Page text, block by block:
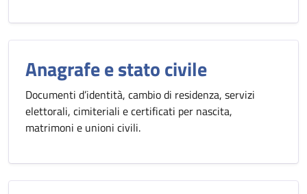
Anagrafe e stato civile
Documenti d’identità, cambio di residenza, servizi
elettorali, cimiteriali e certificati per nascita,
matrimoni e unioni civili.